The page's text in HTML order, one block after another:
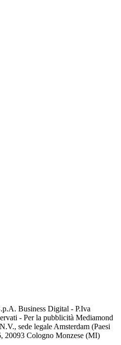
Business Digital - P.Iva
- Per la pubblicità Mediamond
sede legale Amsterdam (Paesi
20093 Cologno Monzese (MI)